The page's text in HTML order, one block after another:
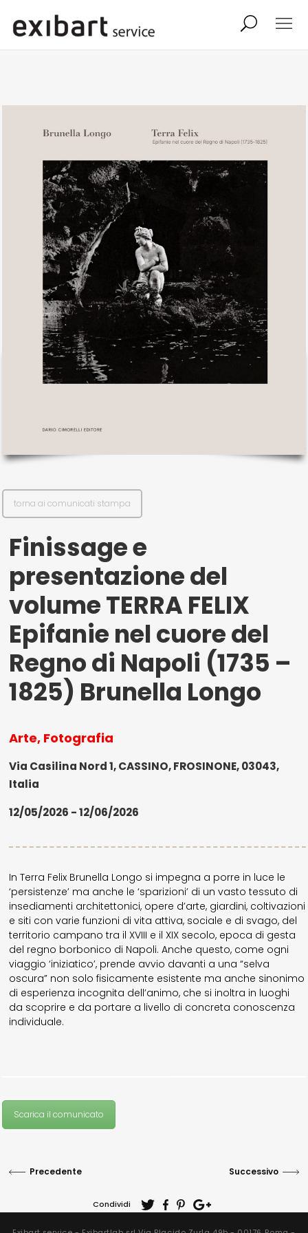
shop
abbonamento
onpaper digital
exibart team exibart.com
contatti
termini e condizioni
privacy
il mio account
Exibart.service - Exibartlab srl Via Placido Zurla 49b - 00176 Roma
torna ai comunicati stampa
Finissage e
presentazione del
volume TERRA FELIX
Epifanie nel cuore del
Regno di Napoli (1735 –
1825) Brunella Longo
Arte, Fotografia
Via Casilina Nord 1, CASSINO, FROSINONE, 03043,
Italia
12/05/2026 - 12/06/2026
In Terra Felix Brunella Longo si impegna a porre in luce le
‘persistenze’ ma anche le ‘sparizioni’ di un vasto tessuto di
insediamenti architettonici, opere d’arte, giardini, coltivazioni
e siti con varie funzioni di vita attiva, sociale e di svago, del
territorio campano tra il XVIII e il XIX secolo, epoca di gesta
del regno borbonico di Napoli. Anche questo, come ogni
viaggio ‘iniziatico’, prende avvio davanti a una “selva
oscura” non solo fisicamente esistente ma anche sinonimo
di esperienza incognita dell’animo, che si inoltra in luoghi
da scoprire e da portare a livello di concreta conoscenza
individuale.
Scarica il comunicato
Precedente Successivo
Condividi